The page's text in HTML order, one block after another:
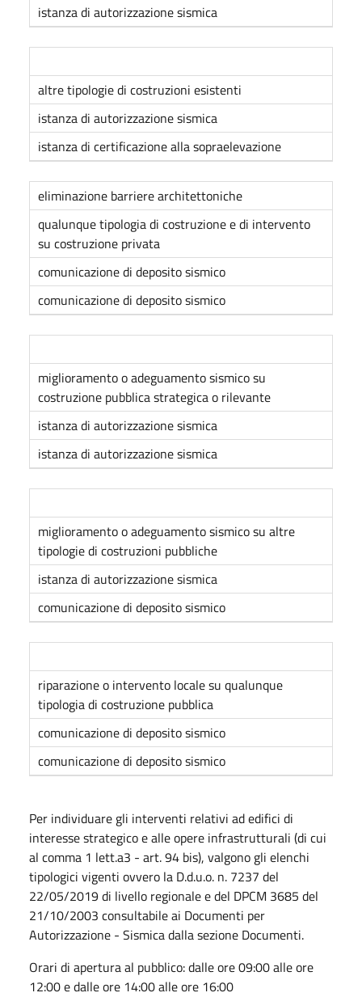
istanza di autorizzazione sismica
altre tipologie di costruzioni esistenti
istanza di autorizzazione sismica
istanza di certificazione alla sopraelevazione
eliminazione barriere architettoniche
qualunque tipologia di costruzione e di intervento
su costruzione privata
comunicazione di deposito sismico
comunicazione di deposito sismico
miglioramento o adeguamento sismico su
costruzione pubblica strategica o rilevante
istanza di autorizzazione sismica
istanza di autorizzazione sismica
miglioramento o adeguamento sismico su altre
tipologie di costruzioni pubbliche
istanza di autorizzazione sismica
comunicazione di deposito sismico
riparazione o intervento locale su qualunque
tipologia di costruzione pubblica
comunicazione di deposito sismico
comunicazione di deposito sismico
Per individuare gli interventi relativi ad edifici di
interesse strategico e alle opere infrastrutturali (di cui
al comma 1 lett.a3 - art. 94 bis), valgono gli elenchi
tipologici vigenti ovvero la D.d.u.o. n. 7237 del
22/05/2019 di livello regionale e del DPCM 3685 del
21/10/2003 consultabile ai Documenti per
Autorizzazione - Sismica dalla sezione Documenti.
Orari di apertura al pubblico: dalle ore 09:00 alle ore
12:00 e dalle ore 14:00 alle ore 16:00